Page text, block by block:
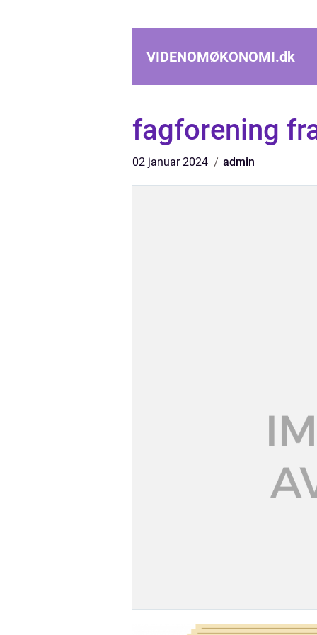
VIDENOMØKONOMI.dk
fagforening
02 januar 2024 admin